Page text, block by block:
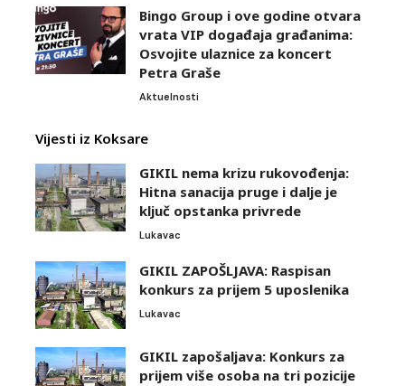
Bingo Group i ove godine otvara
vrata VIP događaja građanima:
Osvojite ulaznice za koncert
Petra Graše
Aktuelnosti
Vijesti iz Koksare
GIKIL nema krizu rukovođenja:
Hitna sanacija pruge i dalje je
ključ opstanka privrede
Lukavac
GIKIL ZAPOŠLJAVA: Raspisan
konkurs za prijem 5 uposlenika
Lukavac
GIKIL zapošaljava: Konkurs za
prijem više osoba na tri pozicije